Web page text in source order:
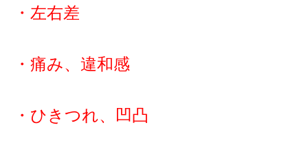
・左右差
・痛み、違和感
・ひきつれ、凹凸